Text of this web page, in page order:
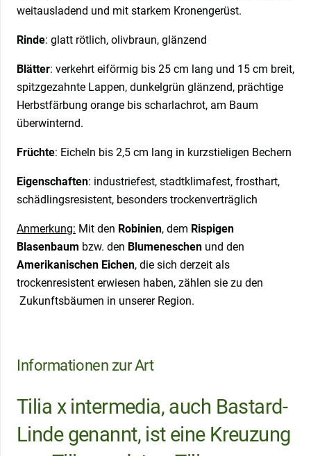
weitausladend und mit starkem Kronengerüst.
Rinde: glatt rötlich, olivbraun, glänzend
Blätter: verkehrt eiförmig bis 25 cm lang und 15 cm breit,
spitzgezahnte Lappen, dunkelgrün glänzend, prächtige
Herbstfärbung orange bis scharlachrot, am Baum
überwinternd.
Früchte: Eicheln bis 2,5 cm lang in kurzstieligen Bechern
Eigenschaften: industriefest, stadtklimafest, frosthart,
schädlingsresistent, besonders trockenverträglich
Anmerkung: Mit den Robinien, dem Rispigen
Blasenbaum bzw. den Blumeneschen und den
Amerikanischen Eichen, die sich derzeit als
trockenresistent erwiesen haben, zählen sie zu den
Zukunftsbäumen in unserer Region.
Informationen zur Art
Tilia x intermedia, auch Bastard-
Linde genannt, ist eine Kreuzung